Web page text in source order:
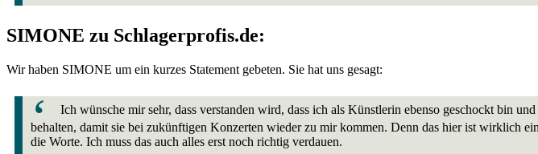
SIMONE zu Schlagerprofis.de:
Wir haben SIMONE um ein kurzes Statement gebeten. Sie hat uns gesagt:
Ich wünsche mir sehr, dass verstanden wird, dass ich als Künstlerin ebenso geschockt bin
behalten, damit sie bei zukünftigen Konzerten wieder zu mir kommen. Denn das hier ist wirklich
die Worte. Ich muss das auch alles erst noch richtig verdauen.